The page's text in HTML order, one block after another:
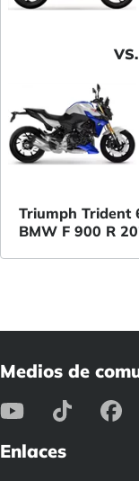
VS.
Triumph Trident
BMW F 900 R
Medios de
Enlaces